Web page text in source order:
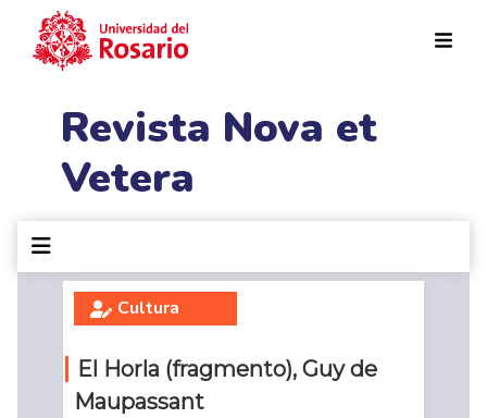
Revista Nova et
Vetera
Cultura
El Horla (fragmento), Guy de
Maupassant